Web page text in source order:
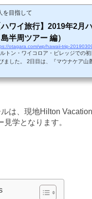
を目指して
ハワイ旅行】2019年2月
半周ツアー 編）
otagara.com/wp/hawaii-trip-
ルトン・ワイコロア・ビレッジでの
ました。 2日目は、『マウナケア
に参加しました。 朝食 まずは腹ご
は、現地Hilton
学となります。